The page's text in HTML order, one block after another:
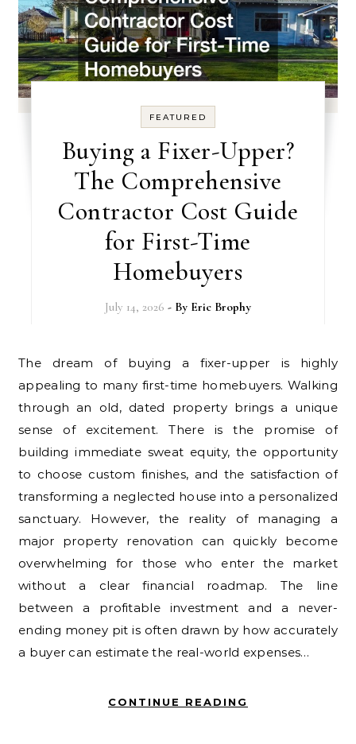
FEATURED
Buying a Fixer-Upper?
The Comprehensive
Contractor Cost Guide
for First-Time
Homebuyers
July 14, 2026 - By Eric Brophy
The dream of buying a fixer-upper is highly
appealing to many first-time homebuyers. Walking
through an old, dated property brings a unique
sense of excitement. There is the promise of
building immediate sweat equity, the opportunity
to choose custom finishes, and the satisfaction of
transforming a neglected house into a personalized
sanctuary. However, the reality of managing a
major property renovation can quickly become
overwhelming for those who enter the market
without a clear financial roadmap. The line
between a profitable investment and a never-
ending money pit is often drawn by how accurately
a buyer can estimate the real-world expenses…
CONTINUE READING